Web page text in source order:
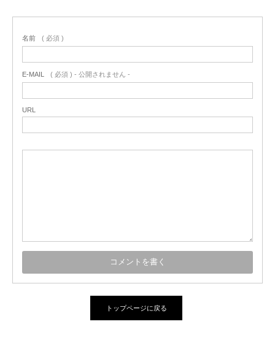
名前 ( 必須 )
E-MAIL ( 必須 ) - 公開されません -
URL
トップページに戻る